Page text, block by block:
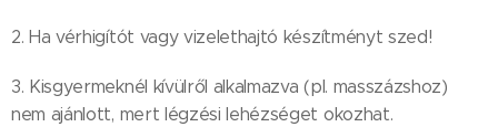
2. Ha vérhigítót vagy vizelethajtó készítményt szed!
3. Kisgyermeknél kívülről alkalmazva (pl. masszázshoz)
nem ajánlott, mert légzési lehézséget okozhat.